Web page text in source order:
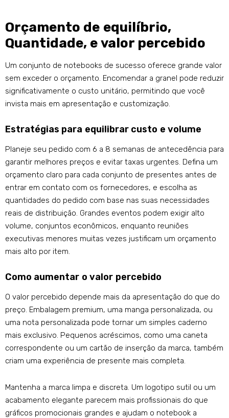
Orçamento de equilíbrio,
Quantidade, e valor percebido
Um conjunto de notebooks de sucesso oferece grande valor
sem exceder o orçamento. Encomendar a granel pode reduzir
significativamente o custo unitário, permitindo que você
invista mais em apresentação e customização.
Estratégias para equilibrar custo e volume
Planeje seu pedido com 6 a 8 semanas de antecedência para
garantir melhores preços e evitar taxas urgentes. Defina um
orçamento claro para cada conjunto de presentes antes de
entrar em contato com os fornecedores, e escolha as
quantidades do pedido com base nas suas necessidades
reais de distribuição. Grandes eventos podem exigir alto
volume, conjuntos econômicos, enquanto reuniões
executivas menores muitas vezes justificam um orçamento
mais alto por item.
Como aumentar o valor percebido
O valor percebido depende mais da apresentação do que do
preço. Embalagem premium, uma manga personalizada, ou
uma nota personalizada pode tornar um simples caderno
mais exclusivo. Pequenos acréscimos, como uma caneta
correspondente ou um cartão de inserção da marca, também
criam uma experiência de presente mais completa.
Mantenha a marca limpa e discreta. Um logotipo sutil ou um
acabamento elegante parecem mais profissionais do que
gráficos promocionais grandes e ajudam o notebook a